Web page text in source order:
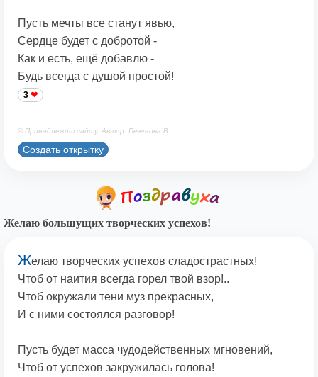
Пусть мечты все станут явью,
Сердце будет с добротой -
Как и есть, ещё добавлю -
Будь всегда с душой простой!
3
© Принадлежит сайту. Автор: Печенова В.
Создать открытку
Желаю большущих творческих успехов!
Желаю творческих успехов сладострастных!
Чтоб от наития всегда горел твой взор!..
Чтоб окружали тени муз прекрасных,
И с ними состоялся разговор!
Пусть будет масса чудодейственных мгновений,
Чтоб от успехов закружилась голова!